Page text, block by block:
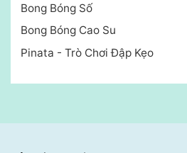
Bong Bóng Số
Bong Bóng Cao Su
Pinata - Trò Chơi Đập Kẹo